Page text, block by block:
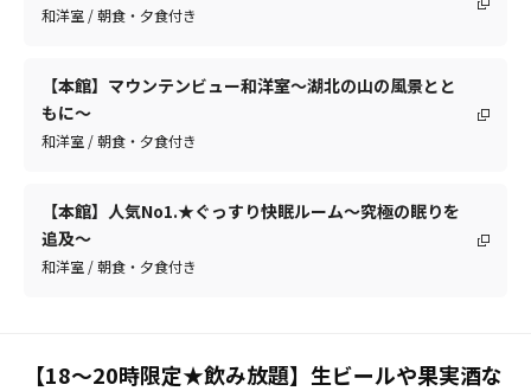
和洋室 / 朝食・夕食付き
【本館】マウンテンビュー和洋室～湖北の山の風景とと
もに～
和洋室 / 朝食・夕食付き
【本館】人気No1.★ぐっすり快眠ルーム～究極の眠りを
追及～
和洋室 / 朝食・夕食付き
【18～20時限定★飲み放題】生ビールや果実酒な